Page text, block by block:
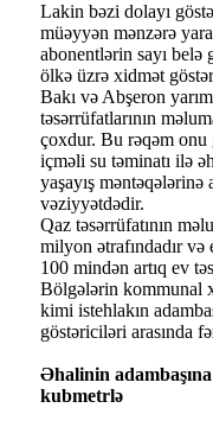
Lakin bəzi dolayı
müəyyən mənzərə
abonentlərin sayı
ölkə üzrə xidmət
Bakı və Abşeron
təsərrüfatlarının
çoxdur. Bu rəqəm onu
içməli su təminatı ilə
yaşayış
vəziyyətdədir.
Qaz təsərrüfatının
milyon ətrafındadır
100 mindən artıq ev
Bölgələrin kommunal
kimi istehlakın
göstəriciləri arasında
Əhalinin
kubmetrlə